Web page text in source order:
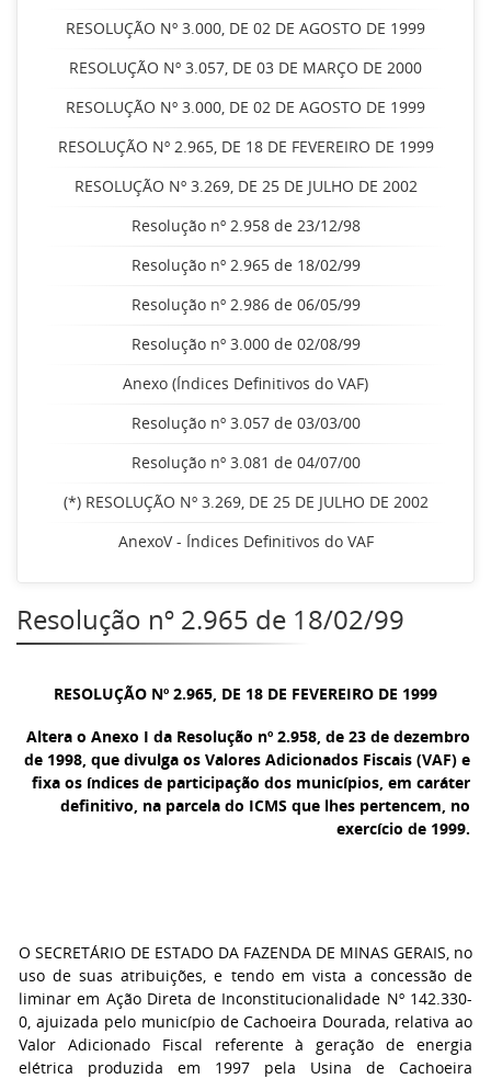
RESOLUÇÃO Nº 3.000, DE 02 DE AGOSTO DE 1999
RESOLUÇÃO Nº 3.057, DE 03 DE MARÇO DE 2000
RESOLUÇÃO Nº 3.000, DE 02 DE AGOSTO DE 1999
RESOLUÇÃO Nº 2.965, DE 18 DE FEVEREIRO DE 1999
RESOLUÇÃO Nº 3.269, DE 25 DE JULHO DE 2002
Resolução nº 2.958 de 23/12/98
Resolução nº 2.965 de 18/02/99
Resolução nº 2.986 de 06/05/99
Resolução nº 3.000 de 02/08/99
Anexo (Índices Definitivos do VAF)
Resolução nº 3.057 de 03/03/00
Resolução nº 3.081 de 04/07/00
(*) RESOLUÇÃO Nº 3.269, DE 25 DE JULHO DE 2002
AnexoV - Índices Definitivos do VAF
Resolução nº 2.965 de 18/02/99
RESOLUÇÃO Nº 2.965, DE 18 DE FEVEREIRO DE 1999
Altera o Anexo I da Resolução nº 2.958, de 23 de dezembro
de 1998, que divulga os Valores Adicionados Fiscais (VAF) e
fixa os índices de participação dos municípios, em caráter
definitivo, na parcela do ICMS que lhes pertencem, no
exercício de 1999.
O SECRETÁRIO DE ESTADO DA FAZENDA DE MINAS GERAIS, no
uso de suas atribuições, e tendo em vista a concessão de
liminar em Ação Direta de Inconstitucionalidade Nº 142.330-
0, ajuizada pelo município de Cachoeira Dourada, relativa ao
Valor Adicionado Fiscal referente à geração de energia
elétrica produzida em 1997 pela Usina de Cachoeira